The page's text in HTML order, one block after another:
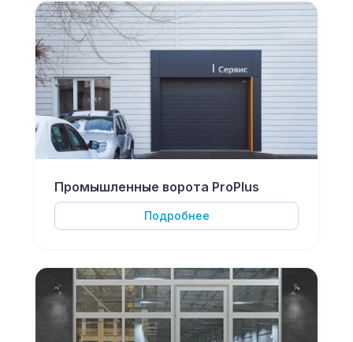
Промышленные ворота ProPlus
Подробнее